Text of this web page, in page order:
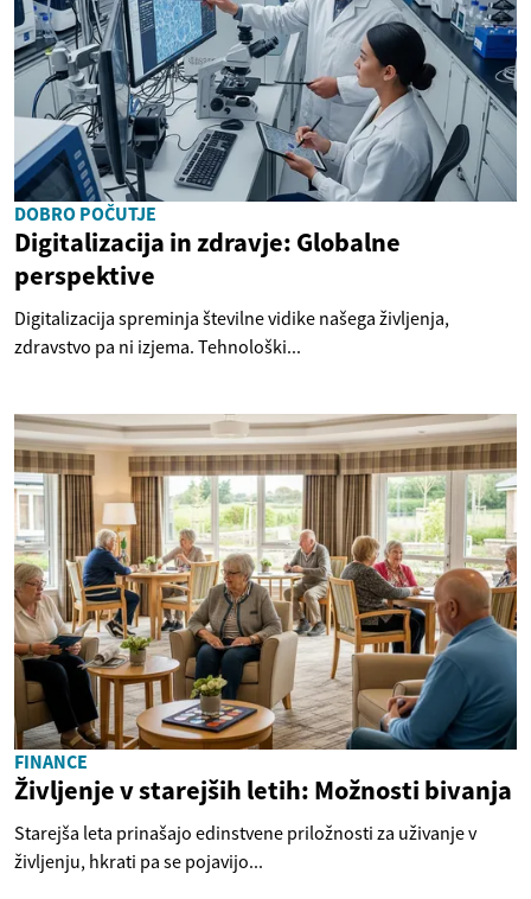
DOBRO POČUTJE
Digitalizacija in zdravje: Globalne
perspektive
Digitalizacija spreminja številne vidike našega življenja,
zdravstvo pa ni izjema. Tehnološki...
FINANCE
Življenje v starejših letih: Možnosti bivanja
Starejša leta prinašajo edinstvene priložnosti za uživanje v
življenju, hkrati pa se pojavijo...